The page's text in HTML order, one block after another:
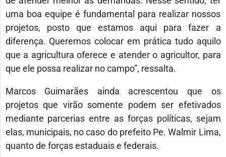
uma boa equipe é fundamental para realizar nossos
projetos, posto que estamos aqui para fazer a
diferença. Queremos colocar em prática tudo aquilo
que a agricultura oferece e atender o agricultor, para
que ele possa realizar no campo”, ressalta.
Marcos Guimarães ainda acrescentou que os
projetos que virão somente podem ser efetivados
mediante parcerias entre as forças políticas, sejam
elas, municipais, no caso do prefeito Pe. Walmir Lima,
quanto de forças estaduais e federais.